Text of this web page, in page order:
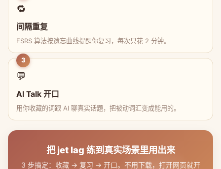
🔁
间隔重复
FSRS 算法按遗忘曲线提醒你复习，每次只花 2 分钟。
3
💬
AI Talk 开口
用你收藏的词跟 AI 聊真实话题，把被动词汇变成能用的。
把 jet lag 练到真实场景里用出来
3 步搞定：收藏 → 复习 → 开口。不用下载，打开网页就开